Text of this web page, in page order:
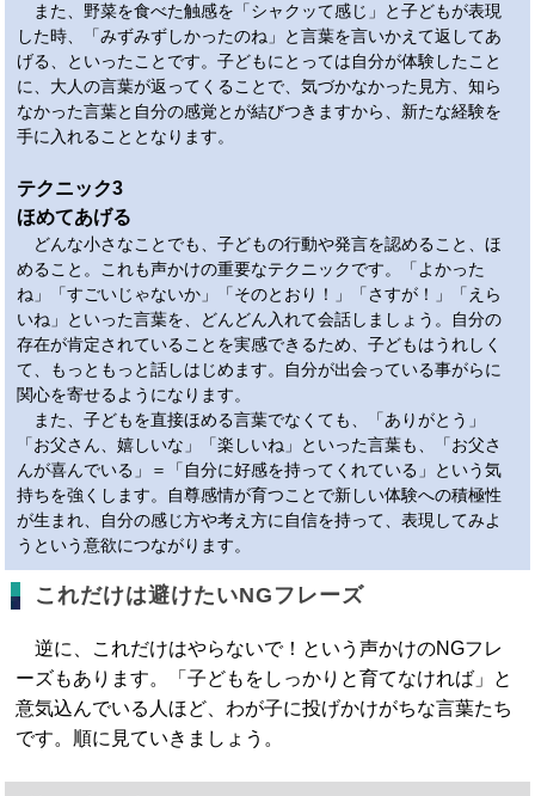
また、野菜を食べた触感を「シャクッて感じ」と子どもが表現
した時、「みずみずしかったのね」と言葉を言いかえて返してあ
げる、といったことです。子どもにとっては自分が体験したこと
に、大人の言葉が返ってくることで、気づかなかった見方、知ら
なかった言葉と自分の感覚とが結びつきますから、新たな経験を
手に入れることとなります。
テクニック3
ほめてあげる
どんな小さなことでも、子どもの行動や発言を認めること、ほ
めること。これも声かけの重要なテクニックです。「よかった
ね」「すごいじゃないか」「そのとおり！」「さすが！」「えら
いね」といった言葉を、どんどん入れて会話しましょう。自分の
存在が肯定されていることを実感できるため、子どもはうれしく
て、もっともっと話しはじめます。自分が出会っている事がらに
関心を寄せるようになります。
また、子どもを直接ほめる言葉でなくても、「ありがとう」
「お父さん、嬉しいな」「楽しいね」といった言葉も、「お父さ
んが喜んでいる」＝「自分に好感を持ってくれている」という気
持ちを強くします。自尊感情が育つことで新しい体験への積極性
が生まれ、自分の感じ方や考え方に自信を持って、表現してみよ
うという意欲につながります。
これだけは避けたいNGフレーズ
逆に、これだけはやらないで！という声かけのNGフレ
ーズもあります。「子どもをしっかりと育てなければ」と
意気込んでいる人ほど、わが子に投げかけがちな言葉たち
です。順に見ていきましょう。